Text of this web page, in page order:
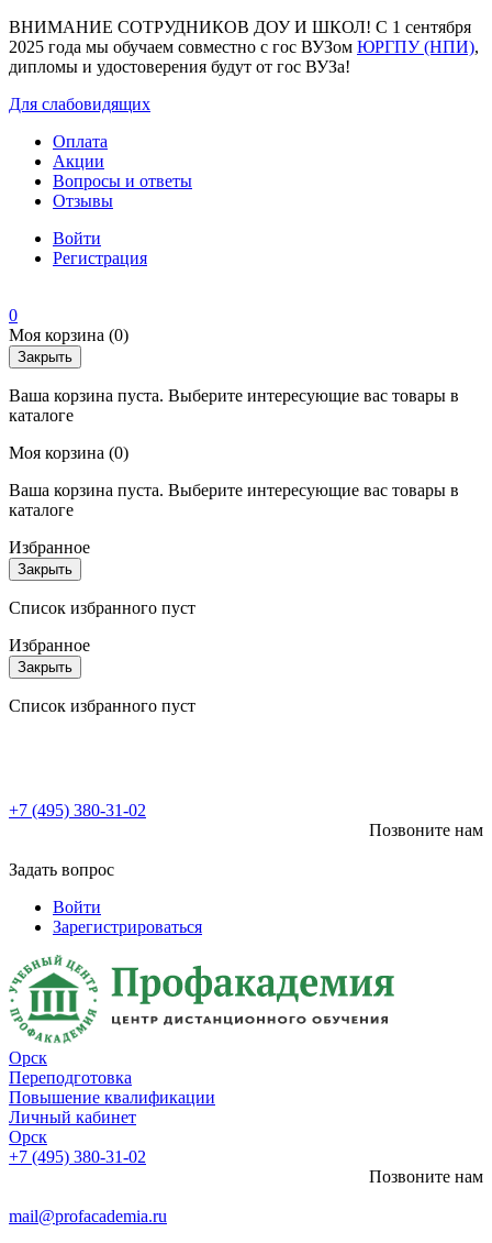
ВНИМАНИЕ СОТРУДНИКОВ ДОУ И ШКОЛ! С 1 сентября
2025 года мы обучаем совместно с гос ВУЗом ЮРГПУ (НПИ),
дипломы и удостоверения будут от гос ВУЗа!
Для слабовидящих
Оплата
Акции
Вопросы и ответы
Отзывы
Войти
Регистрация
0
Моя корзина (0)
Закрыть
Ваша корзина пуста. Выберите интересующие вас товары в
каталоге
Моя корзина (0)
Ваша корзина пуста. Выберите интересующие вас товары в
каталоге
Избранное
Закрыть
Список избранного пуст
Избранное
Закрыть
Список избранного пуст
+7 (495) 380-31-02
Позвоните нам
Задать вопрос
Войти
Зарегистрироваться
Орск
Переподготовка
Повышение квалификации
Личный кабинет
Орск
+7 (495) 380-31-02
Позвоните нам
mail@profacademia.ru